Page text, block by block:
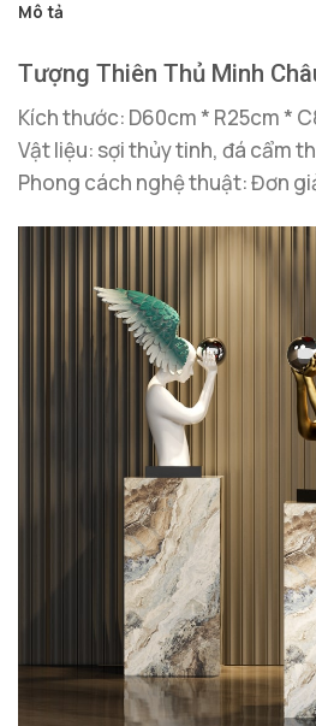
Mô tả
Tượng Thiên Thủ Minh
Kích thước: D60cm * R25cm *
Vật liệu: sợi thủy tinh, đá cẩm
Phong cách nghệ thuật: Đơn